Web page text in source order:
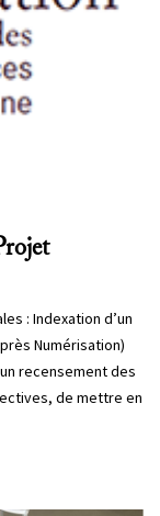
: Indexation d’un
Numérisation)
recensement des
de mettre en